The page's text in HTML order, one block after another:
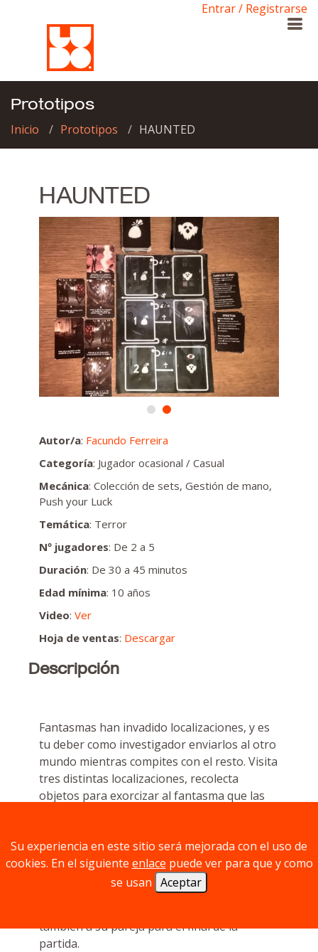
Entrar / Registrarse
Prototipos
Inicio Prototipos HAUNTED
HAUNTED
Autor/a: Facundo Ferreira
Categoría: Jugador ocasional / Casual
Mecánica: Colección de sets, Gestión de mano,
Push your Luck
Temática: Terror
Nº jugadores: De 2 a 5
Duración: De 30 a 45 minutos
Edad mínima: 10 años
Video: Ver
Hoja de ventas: Descargar
Descripción
Fantasmas han invadido localizaciones, y es
tu deber como investigador enviarlos al otro
mundo mientras compites con el resto. Visita
tres distintas localizaciones, recolecta
objetos para exorcizar al fantasma que las
de sorpresa.
Pero elige bien a que fantasmas exorcizar,
ya que muchos preferirán ir al mas allá
también a su pareja para el final de la
partida.
Su experiencia en este sitio será mejorada con el uso de
cookies. En el siguiente enlace puede ver para que y como
se usan Aceptar